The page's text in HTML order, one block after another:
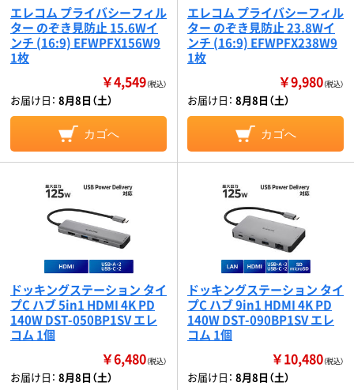
エレコム プライバシーフィル
ター のぞき見防止 15.6Wイ
ンチ (16:9) EFWPFX156W9
1枚
￥4,549（税込）
お届け日： 8月8日（土）
カゴへ
エレコム プライバシーフィル
ター のぞき見防止 23.8Wイ
ンチ (16:9) EFWPFX238W9
1枚
￥9,980（税込）
お届け日： 8月8日（土）
カゴへ
ドッキングステーション タイ
プC ハブ 5in1 HDMI 4K PD
140W DST-050BP1SV エレ
コム 1個
￥6,480（税込）
お届け日： 8月8日（土）
ドッキングステーション タイ
プC ハブ 9in1 HDMI 4K PD
140W DST-090BP1SV エレ
コム 1個
￥10,480（税込）
お届け日： 8月8日（土）